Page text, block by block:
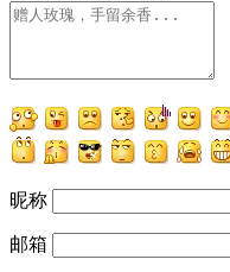
昵称
邮箱